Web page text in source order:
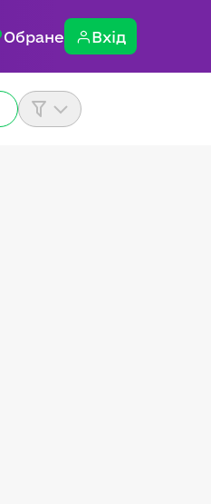
Обране Вхід